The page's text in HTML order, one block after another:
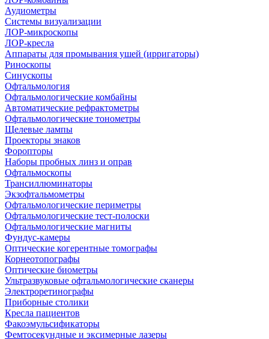
Аудиометры
Системы визуализации
ЛОР-микроскопы
ЛОР-кресла
Аппараты для промывания ушей (ирригаторы)
Риноскопы
Синускопы
Офтальмология
Офтальмологические комбайны
Автоматические рефрактометры
Офтальмологические тонометры
Щелевые лампы
Проекторы знаков
Форопторы
Наборы пробных линз и оправ
Офтальмоскопы
Трансиллюминаторы
Экзофтальмометры
Офтальмологические периметры
Офтальмологические тест-полоски
Офтальмологические магниты
Фундус-камеры
Оптические когерентные томографы
Корнеотопографы
Оптические биометры
Ультразвуковые офтальмологические сканеры
Электроретинографы
Приборные столики
Кресла пациентов
Факоэмульсификаторы
Фемтосекундные и эксимерные лазеры